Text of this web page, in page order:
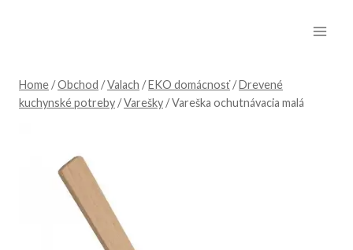
Home /Obchod /Valach /EKO domácnosť /Drevené
kuchynské potreby /Varešky /Vareška ochutnávacia malá